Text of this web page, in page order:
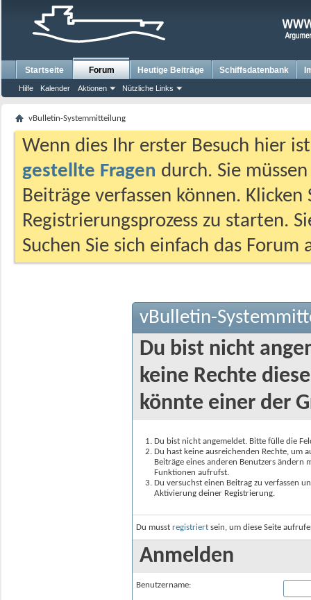
Startseite Forum
Hilfe Kalender Aktionen Nützliche Links
Heutige Beiträge Schiffsdatenbank
vBulletin-Systemmitteilung
Wenn dies Ihr erster Besuch hier
gestellte Fragen durch. Sie
Beiträge verfassen können.
Registrierungsprozess zu starten.
Suchen Sie sich einfach das
vBulletin-
Du bist nicht
keine Rechte
könnte einer der
Du bist nicht angemeldet. Bitte fülle die
Du hast keine ausreichenden Rechte, um
Beiträge eines anderen Benutzers
Funktionen aufrufst.
Du versuchst einen Beitrag zu verfassen
Aktivierung deiner Registrierung.
Du musst registriert sein, um diese Seite
Anmelden
Benutzername: